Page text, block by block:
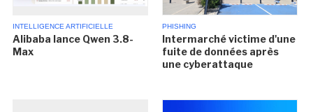
INTELLIGENCE ARTIFICIELLE
Alibaba lance Qwen 3.8-
Max
PHISHING
Intermarché victime d'une
fuite de données après
une cyberattaque